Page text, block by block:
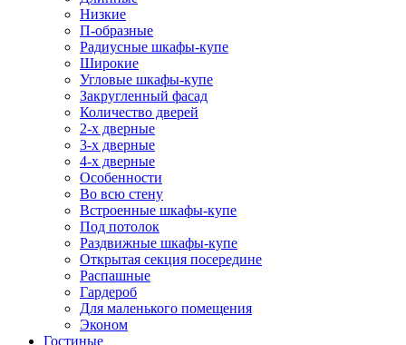
Низкие
П-образные
Радиусные шкафы-купе
Широкие
Угловые шкафы-купе
Закругленный фасад
Количество дверей
2-х дверные
3-х дверные
4-х дверные
Особенности
Во всю стену
Встроенные шкафы-купе
Под потолок
Раздвижные шкафы-купе
Открытая секция посередине
Распашные
Гардероб
Для маленького помещения
Эконом
Гостиные